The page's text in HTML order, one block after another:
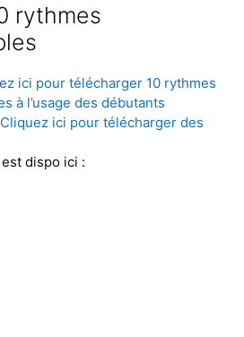
rythmes
ici pour télécharger 10 rythmes
à l’usage des débutants
Cliquez ici pour télécharger des
dispo ici :